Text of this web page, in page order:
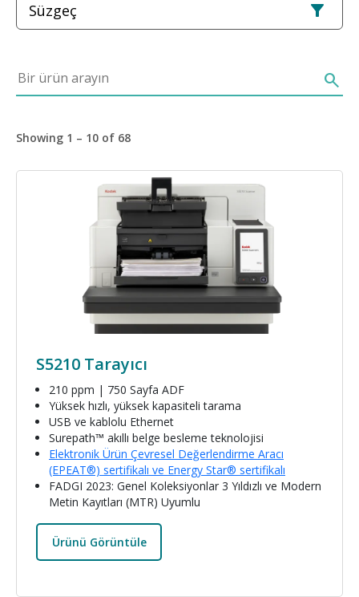
Süzgeç
Bir ürün arayın search
Showing 1 – 10 of 68
Resim
S5210 Tarayıcı
210 ppm | 750 Sayfa ADF
Yüksek hızlı, yüksek kapasiteli tarama
USB ve kablolu Ethernet
Surepath™ akıllı belge besleme teknolojisi
Elektronik Ürün Çevresel Değerlendirme Aracı
(EPEAT®) sertifikalı ve Energy Star® sertifikalı
FADGI 2023: Genel Koleksiyonlar 3 Yıldızlı ve Modern
Metin Kayıtları (MTR) Uyumlu
Ürünü Görüntüle